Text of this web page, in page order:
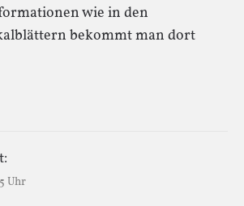
wie in den
bekommt man dort
Uhr